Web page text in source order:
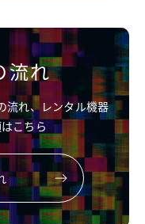
流れ
流れ、レンタル機器
こちら